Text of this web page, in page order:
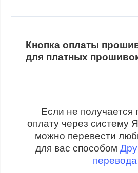
Кнопка оплаты
для платных
Если не получается
оплату через систему
можно перевести
для вас способом
перевода